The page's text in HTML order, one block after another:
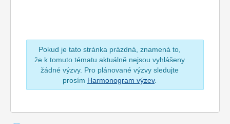
Pokud je tato stránka prázdná, znamená to,
že k tomuto tématu aktuálně nejsou vyhlášeny
žádné výzvy. Pro plánované výzvy sledujte
prosím Harmonogram výzev.